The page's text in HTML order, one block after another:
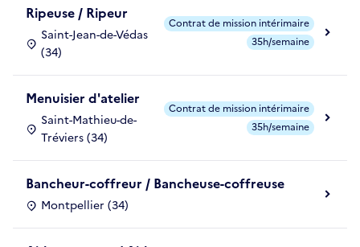
Ripeuse / Ripeur
Saint-Jean-de-Védas
(34)
Contrat de mission intérimaire
35h/semaine
Menuisier d'atelier
Saint-Mathieu-de-
Tréviers (34)
Contrat de mission intérimaire
35h/semaine
Bancheur-coffreur / Bancheuse-coffreuse
Montpellier (34)